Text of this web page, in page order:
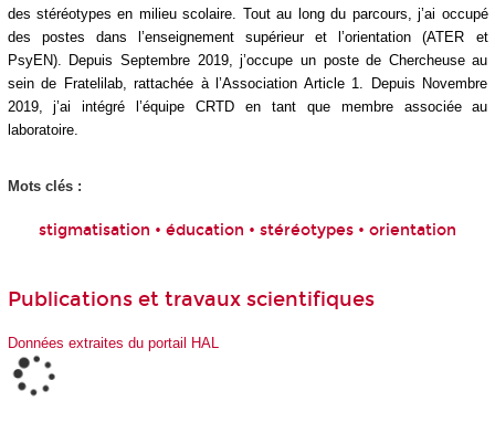
des stéréotypes en milieu scolaire. Tout au long du parcours, j’ai occupé
des postes dans l’enseignement supérieur et l’orientation (ATER et
PsyEN). Depuis Septembre 2019, j’occupe un poste de Chercheuse au
sein de Fratelilab, rattachée à l’Association Article 1. Depuis Novembre
2019, j’ai intégré l’équipe CRTD en tant que membre associée au
laboratoire.
Mots clés :
stigmatisation • éducation • stéréotypes • orientation
Publications et travaux scientifiques
Données extraites du portail HAL